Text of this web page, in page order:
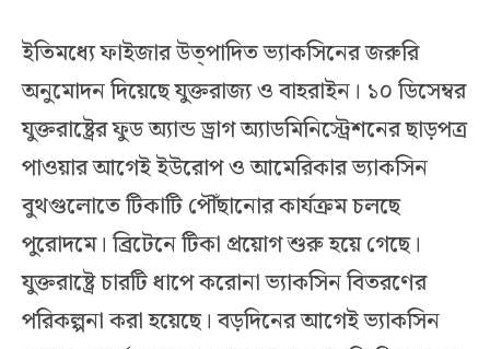
ইতিমধ্যে ফাইজার উত্পাদিত ভ্যাকসিনের জরুরি
অনুমোদন দিয়েছে যুক্তরাজ্য ও বাহরাইন। ১০ ডিসেম্বর
যুক্তরাষ্ট্রের ফুড অ্যান্ড ড্রাগ অ্যাডমিনিস্ট্রেশনের ছাড়পত্র
পাওয়ার আগেই ইউরোপ ও আমেরিকার ভ্যাকসিন
বুথগুলোতে টিকাটি পৌঁছানোর কার্যক্রম চলছে
পুরোদমে। ব্রিটেনে টিকা প্রয়োগ শুরু হয়ে গেছে।
যুক্তরাষ্ট্রে চারটি ধাপে করোনা ভ্যাকসিন বিতরণের
পরিকল্পনা করা হয়েছে। বড়দিনের আগেই ভ্যাকসিন